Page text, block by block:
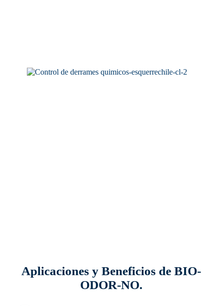
Aplicaciones y Beneficios de BIO-
ODOR-NO.